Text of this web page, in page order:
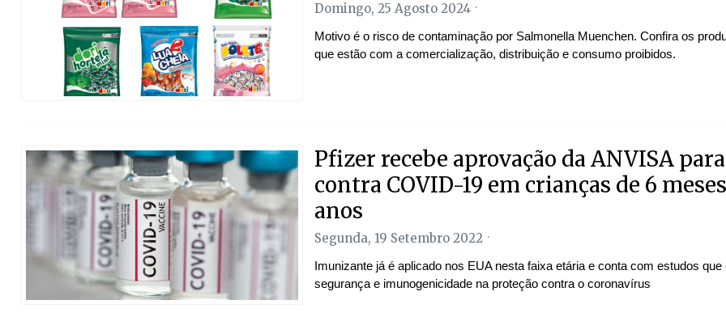
Domingo, 25 Agosto 2024
Motivo é o risco de contaminação por Salmonella Muenchen. Confira os
que estão com a comercialização, distribuição e consumo proibidos.
Pfizer recebe aprovação da ANVISA
contra COVID-19 em crianças de 6
anos
Segunda, 19 Setembro 2022
Imunizante já é aplicado nos EUA nesta faixa etária e conta com estudos
segurança e imunogenicidade na proteção contra o coronavírus